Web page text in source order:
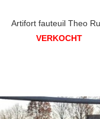
Artifort fauteuil Theo
VERKOCHT